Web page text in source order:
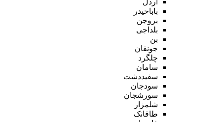
باباحیدر
بروجن
بلداجی
بن
جونقان
چلگرد
سامان
سفیددشت
سودجان
سورشجان
شلمزار
طاقانک